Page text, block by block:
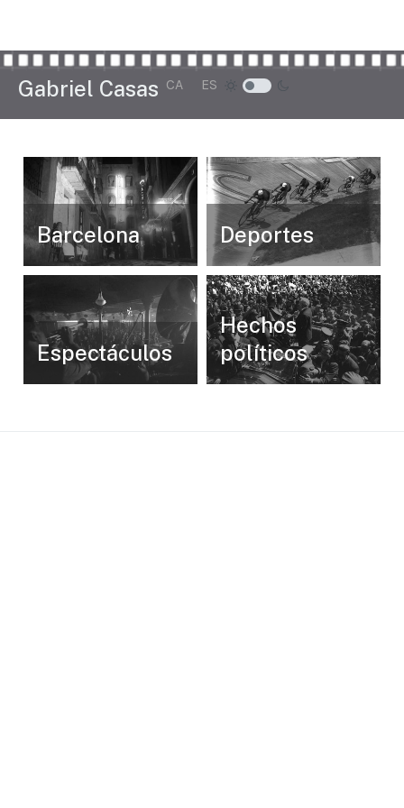
Gabriel Casas Seleccione su idioma
CA ES
Barcelona Deportes
Espectáculos
Hechos
políticos